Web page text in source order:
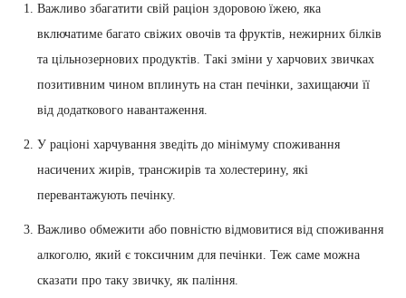
Важливо збагатити свій раціон здоровою їжею, яка
включатиме багато свіжих овочів та фруктів, нежирних білків
та цільнозернових продуктів. Такі зміни у харчових звичках
позитивним чином вплинуть на стан печінки, захищаючи її
від додаткового навантаження.
У раціоні харчування зведіть до мінімуму споживання
насичених жирів, трансжирів та холестерину, які
перевантажують печінку.
Важливо обмежити або повністю відмовитися від споживання
алкоголю, який є токсичним для печінки. Теж саме можна
сказати про таку звичку, як паління.